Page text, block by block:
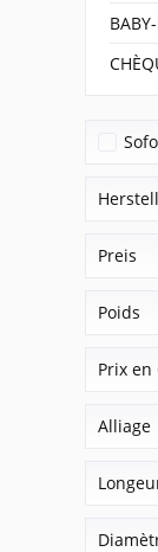
Preis
Poids
18g
Prix en
Alliage
95
40